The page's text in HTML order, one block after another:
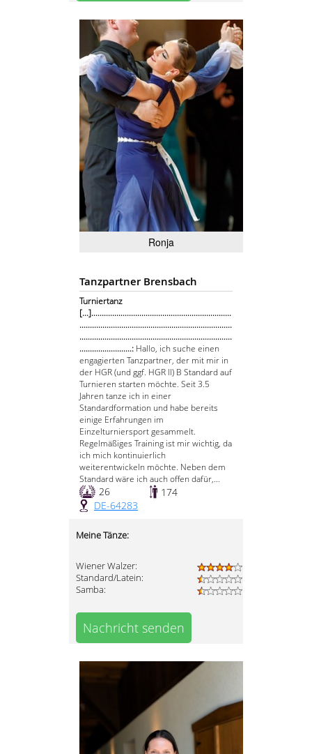
Ronja
Tanzpartner Brensbach
Turniertanz
[...]...................................................................
.........................................................................
.........................................................................
.........................: Hallo, ich suche einen
engagierten Tanzpartner, der mit mir in
der HGR (und ggf. HGR II) B Standard auf
Turnieren starten möchte. Seit 3.5
Jahren tanze ich in einer
Standardformation und habe bereits
einige Erfahrungen im
Einzelturniersport gesammelt.
Regelmäßiges Training ist mir wichtig, da
ich mich kontinuierlich
weiterentwickeln möchte. Neben dem
Standard wäre ich auch offen dafür,...
26
174
DE-64283
Meine Tänze:
Wiener Walzer:
Standard/Latein:
Samba:
Nachricht senden